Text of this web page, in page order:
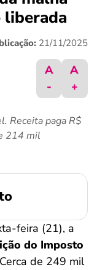
21/11/2025
A
-
A
+
Receita paga R$
214 mil
feira (21), a
do Imposto
de 249 mil